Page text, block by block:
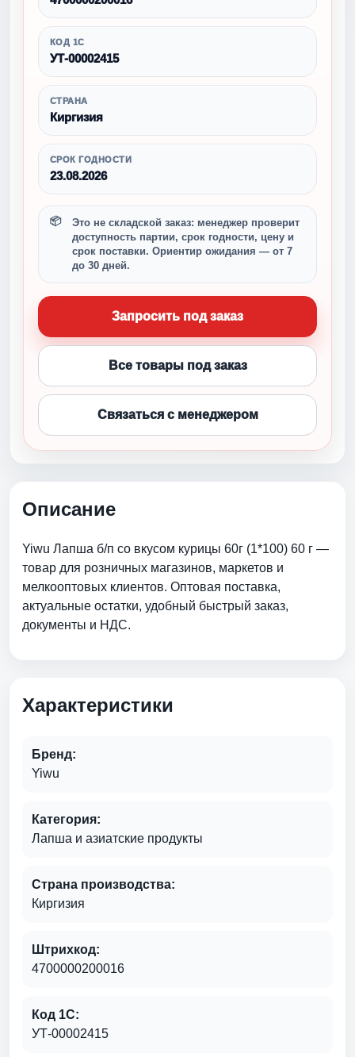
КОД 1С
УТ-00002415
СТРАНА
Киргизия
СРОК ГОДНОСТИ
23.08.2026
Это не складской заказ: менеджер проверит
доступность партии, срок годности, цену и
срок поставки. Ориентир ожидания — от 7
до 30 дней.
Запросить под заказ
Все товары под заказ
Связаться с менеджером
Описание
Yiwu Лапша б/п со вкусом курицы 60г (1*100) 60 г —
товар для розничных магазинов, маркетов и
мелкооптовых клиентов. Оптовая поставка,
актуальные остатки, удобный быстрый заказ,
документы и НДС.
Характеристики
Бренд:
Yiwu
Категория:
Лапша и азиатские продукты
Страна производства:
Киргизия
Штрихкод:
4700000200016
Код 1С:
УТ-00002415